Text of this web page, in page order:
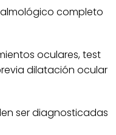
completo
oculares, test
dilatación ocular
ser diagnosticadas